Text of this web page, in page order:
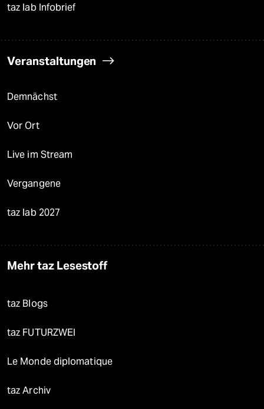
taz lab Infobrief
Veranstaltungen
Demnächst
Vor Ort
Live im Stream
Vergangene
taz lab 2027
Mehr taz Lesestoff
taz Blogs
taz FUTURZWEI
Le Monde diplomatique
taz Archiv